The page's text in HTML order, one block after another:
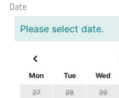
Date
Please select date.
Mon
Tue Wed
27
28 29